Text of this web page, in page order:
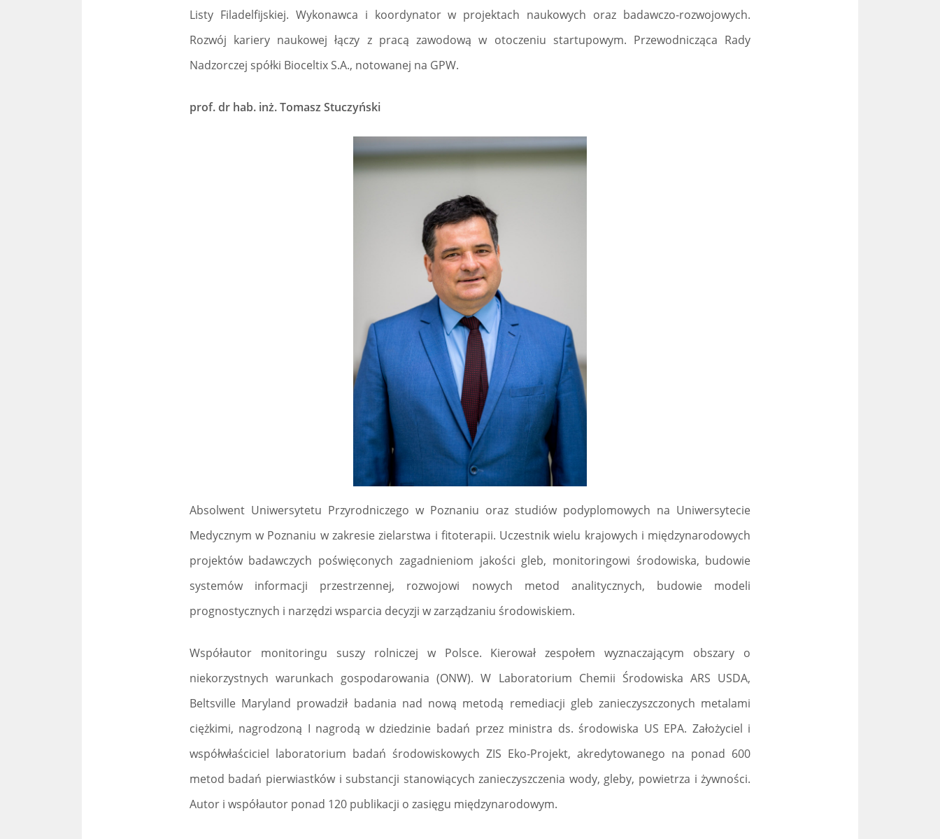
Listy Filadelfijskiej. Wykonawca i koordynator w projektach naukowych oraz badawczo-rozwojowych.
Rozwój kariery naukowej łączy z pracą zawodową w otoczeniu startupowym. Przewodnicząca Rady
Nadzorczej spółki Bioceltix S.A., notowanej na GPW.
prof. dr hab. inż. Tomasz Stuczyński
Absolwent Uniwersytetu Przyrodniczego w Poznaniu oraz studiów podyplomowych na Uniwersytecie
Medycznym w Poznaniu w zakresie zielarstwa i fitoterapii. Uczestnik wielu krajowych i międzynarodowych
projektów badawczych poświęconych zagadnieniom jakości gleb, monitoringowi środowiska, budowie
systemów informacji przestrzennej, rozwojowi nowych metod analitycznych, budowie modeli
prognostycznych i narzędzi wsparcia decyzji w zarządzaniu środowiskiem.
Współautor monitoringu suszy rolniczej w Polsce. Kierował zespołem wyznaczającym obszary o
niekorzystnych warunkach gospodarowania (ONW). W Laboratorium Chemii Środowiska ARS USDA,
Beltsville Maryland prowadził badania nad nową metodą remediacji gleb zanieczyszczonych metalami
ciężkimi, nagrodzoną I nagrodą w dziedzinie badań przez ministra ds. środowiska US EPA. Założyciel i
współwłaściciel laboratorium badań środowiskowych ZIS Eko-Projekt, akredytowanego na ponad 600
metod badań pierwiastków i substancji stanowiących zanieczyszczenia wody, gleby, powietrza i żywności.
Autor i współautor ponad 120 publikacji o zasięgu międzynarodowym.